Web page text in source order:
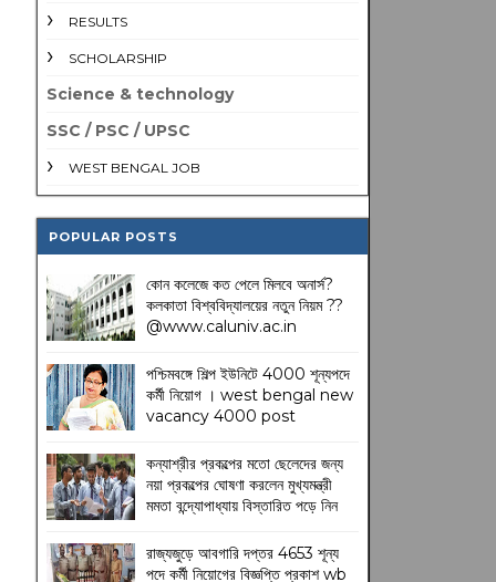
RESULTS
SCHOLARSHIP
Science & technology
SSC / PSC / UPSC
WEST BENGAL JOB
POPULAR POSTS
কোন কলেজে কত পেলে মিলবে অনার্স?
কলকাতা বিশ্ববিদ্যালয়ের নতুন নিয়ম??
@www.caluniv.ac.in
পশ্চিমবঙ্গে শিল্প ইউনিটে 4000 শূন্যপদে
কর্মী নিয়োগ । west bengal new
vacancy 4000 post
কন্যাশ্রীর প্রকল্পের মতো ছেলেদের জন্য
নয়া প্রকল্পের ঘোষণা করলেন মুখ্যমন্ত্রী
মমতা বন্দ্যোপাধ্যায় বিস্তারিত পড়ে নিন
রাজ্যজুড়ে আবগারি দপ্তর 4653 শূন্য
পদে কর্মী নিয়োগের বিজ্ঞপ্তি প্রকাশ wb